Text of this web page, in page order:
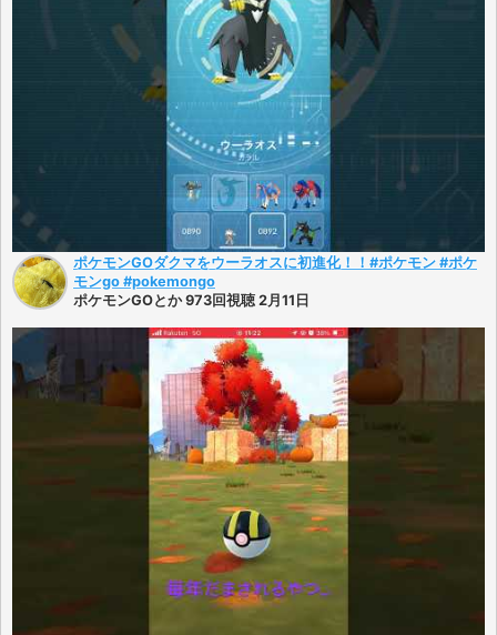
ポケモンGOダクマをウーラオスに初進化！！#ポケモン #ポケ
モンgo #pokemongo
ポケモンGOとか 973回視聴 2月11日